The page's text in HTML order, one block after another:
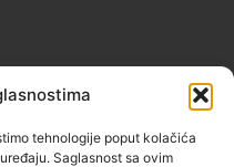
tehnologije poput kolačića
Saglasnost sa ovim
72000 ZENICA